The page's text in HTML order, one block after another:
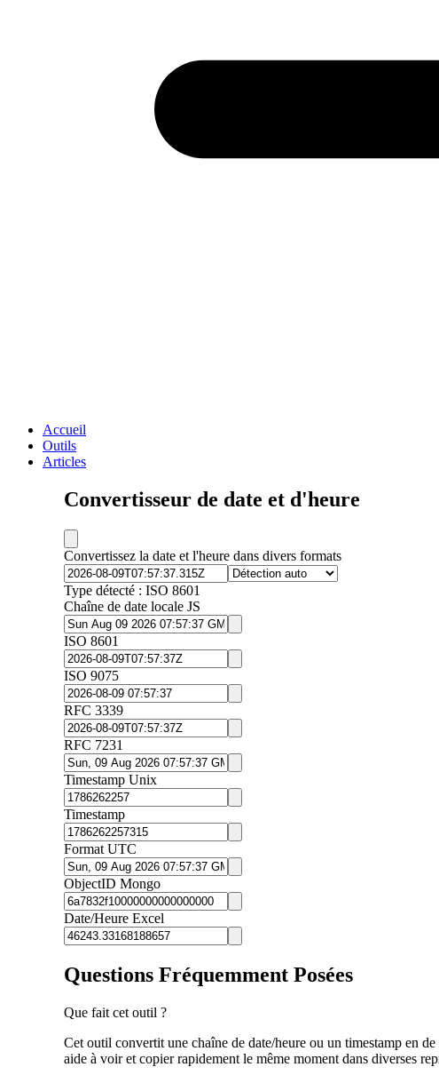
Accueil
Outils
Articles
Convertisseur de date et d'heure
Convertissez la date et l'heure dans divers formats
Type détecté : ISO 8601
Chaîne de date locale JS
ISO 8601
ISO 9075
RFC 3339
RFC 7231
Timestamp Unix
Timestamp
Format UTC
ObjectID Mongo
Date/Heure Excel
Questions Fréquemment Posées
Que fait cet outil ?
Cet outil convertit une chaîne de date/heure ou un timestamp en
aide à voir et copier rapidement le même moment dans diverses